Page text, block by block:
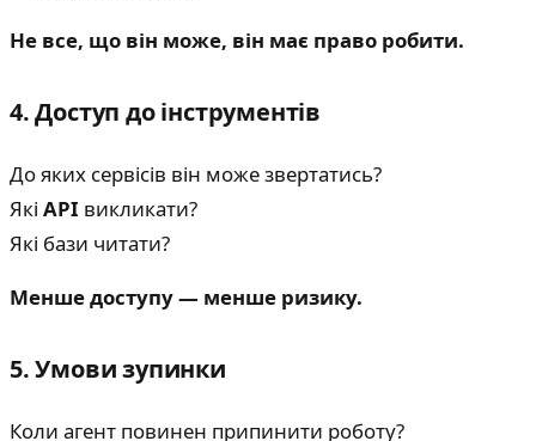
Не все, що він може, він має право робити.
4. Доступ до інструментів
До яких сервісів він може звертатись?
Які API викликати?
Які бази читати?
Менше доступу — менше ризику.
5. Умови зупинки
Коли агент повинен припинити роботу?